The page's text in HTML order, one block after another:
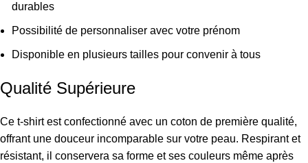
durables
Possibilité de personnaliser avec votre prénom
Disponible en plusieurs tailles pour convenir à tous
Qualité Supérieure
Ce t-shirt est confectionné avec un coton de première qualité,
offrant une douceur incomparable sur votre peau. Respirant et
résistant, il conservera sa forme et ses couleurs même après